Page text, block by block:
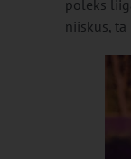
poleks
niiskus,